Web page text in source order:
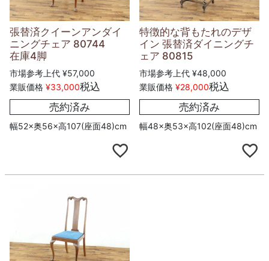
張替済クイーンアンダイ
ニングチェア 80744
在庫4脚
市場参考上代 ¥57,000
業販価格 ¥33,000税込
売約済み
幅52×奥56×高107(座面48)cm
特徴的な背もたれのデザ
イン 張替済ダイニングチ
ェア 80815
市場参考上代 ¥48,000
業販価格 ¥28,000税込
売約済み
幅48×奥53×高102(座面48)cm